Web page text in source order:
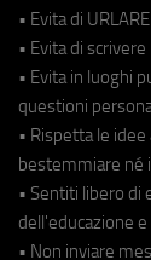
• Evita di
• Evita di
• Evita in luoghi
questioni
• Rispetta le
bestemmiare né
• Sentiti libero di
dell'educazione
• Non inviare